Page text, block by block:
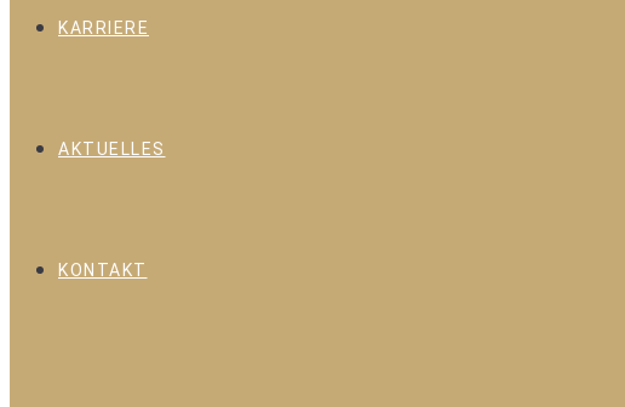
KARRIERE
AKTUELLES
KONTAKT